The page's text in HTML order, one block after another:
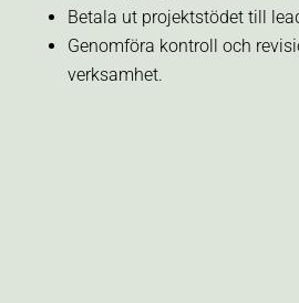
Betala ut projektstödet till
Genomföra kontroll och
verksamhet.